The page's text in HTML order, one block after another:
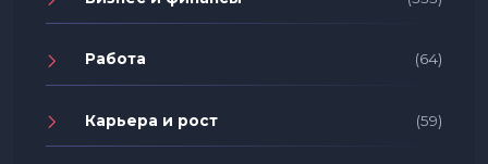
Работа (64)
Карьера и рост (59)